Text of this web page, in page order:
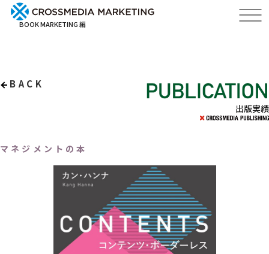
BOOK MARKETING 編
BACK
出版実績
マネジメントの本